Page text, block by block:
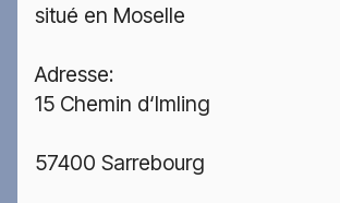
situé en Moselle
Adresse:
15 Chemin d‘Imling
57400 Sarrebourg